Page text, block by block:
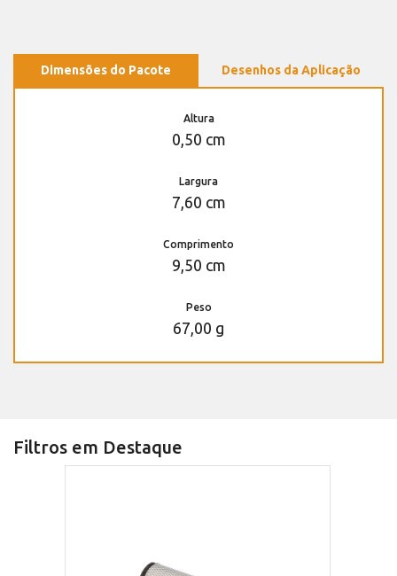
Dimensões do Pacote Desenhos da Aplicação
Altura
0,50 cm
Largura
7,60 cm
Comprimento
9,50 cm
Peso
67,00 g
Filtros em Destaque